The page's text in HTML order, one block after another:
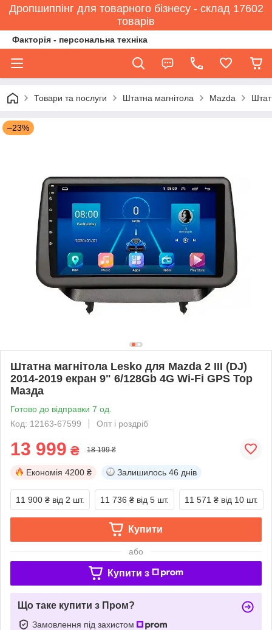
Дропшиппінг для товарного бізнесу - склад 17602
товарів
Факторія - персональна техніка
Товари та послуги Штатна магнітола Mazda
–23%
Штатна магнітола Lesko для Mazda 2 III (DJ)
2014-2019 екран 9" 6/128Gb 4G Wi-Fi GPS Top
Мазда
Готово до відправки 7 од.
Код: 12163-67599
Опт і роздріб
13 999 ₴ 18 199 ₴
Економія 4200 ₴ Залишилось 46 днів
11 900 ₴ від 2 шт. 11 736 ₴ від 5 шт. 11 571 ₴ від 10 шт.
Купити
або
Купити з
Що таке купити з Пром?
Замовлення під захистом